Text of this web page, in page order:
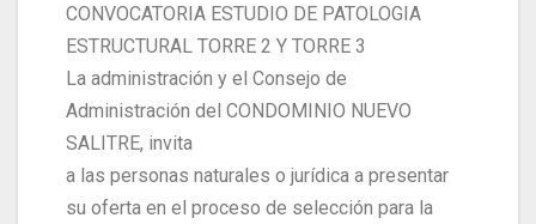
CONVOCATORIA ESTUDIO DE PATOLOGIA
ESTRUCTURAL TORRE 2 Y TORRE 3
La administración y el Consejo de
Administración del CONDOMINIO NUEVO
SALITRE, invita
a las personas naturales o jurídica a presentar
su oferta en el proceso de selección para la